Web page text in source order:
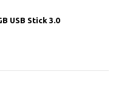
USB Stick 3.0